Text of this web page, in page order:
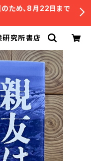
ため、8月22日まで
究所書店